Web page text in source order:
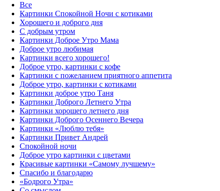
Все
Картинки Спокойной Ночи с котиками
Хорошего и доброго дня
С добрым утром
Картинки Доброе Утро Мама
Доброе утро любимая
Картинки всего хорошего!
Доброе утро, картинки с кофе
Картинки с пожеланием приятного аппетита
Доброе утро, картинки с котиками
Картинки доброе утро Таня
Картинки Доброго Летнего Утра
Картинки хорошего летнего дня
Картинки Доброго Осеннего Вечера
Картинки «Люблю тебя»
Картинки Привет Андрей
Спокойной ночи
Доброе утро картинки с цветами
Красивые картинки «Самому лучшему»
Спасибо и благодарю
«‎Бодрого Утра»‎